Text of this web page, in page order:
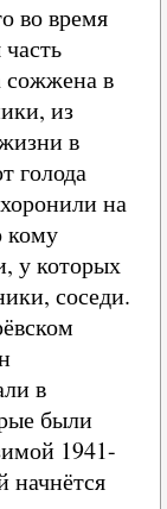
во время
сожжена в
из
в
голода
на
кому
у которых
соседи.
в
были
1941-
начнётся